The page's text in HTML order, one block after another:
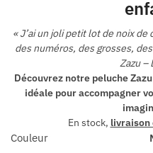
« J’ai un joli petit lot de noix
des numéros, des grosses,
Zazu –
Découvrez notre peluche
idéale pour accompagner
En stock, livraison
Couleur